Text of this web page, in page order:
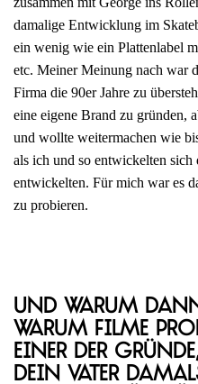
damalige Entwicklung im
ein wenig wie ein Plattenlabel
etc. Meiner Meinung nach war
Firma die 90er Jahre zu
eine eigene Brand zu gründen,
und wollte weitermachen wie
als ich und so entwickelten
entwickelten. Für mich war es
zu probieren.
Und warum
Warum Filme
einer der
dein Vater